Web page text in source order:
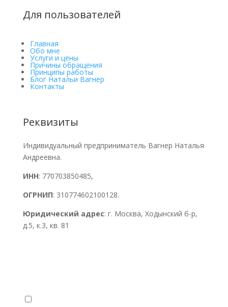
Для пользователей
Главная
Обо мне
Услуги и цены
Причины обращения
Принципы работы
Блог Натальи Вагнер
Контакты
Реквизиты
Индивидуальный предприниматель Вагнер Наталья
Андреевна.
ИНН: 770703850485,
ОГРНИП: 310774602100128.
Юридический адрес: г. Москва, Ходынский б-р,
д.5, к.3, кв. 81